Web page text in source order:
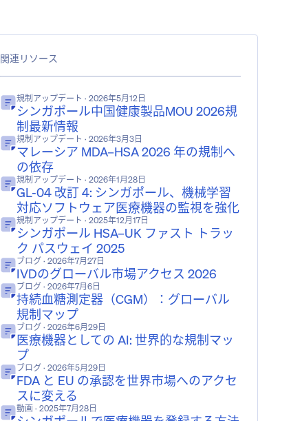
関連リソース
規制アップデート · 2026年5月12日
シンガポール中国健康製品MOU 2026規
制最新情報
規制アップデート · 2026年3月3日
マレーシア MDA–HSA 2026 年の規制へ
の依存
規制アップデート · 2026年1月28日
GL-04 改訂 4: シンガポール、機械学習
対応ソフトウェア医療機器の監視を強化
規制アップデート · 2025年12月17日
シンガポール HSA–UK ファスト トラッ
ク パスウェイ 2025
ブログ · 2026年7月27日
IVDのグローバル市場アクセス 2026
ブログ · 2026年7月6日
持続血糖測定器（CGM）：グローバル
規制マップ
ブログ · 2026年6月29日
医療機器としての AI: 世界的な規制マッ
プ
ブログ · 2026年5月29日
FDA と EU の承認を世界市場へのアクセ
スに変える
動画 · 2025年7月28日